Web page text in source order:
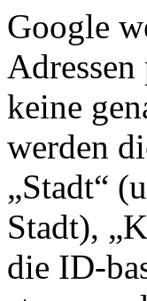
Google
keine
werden
„Stadt“
Stadt),
die ID-